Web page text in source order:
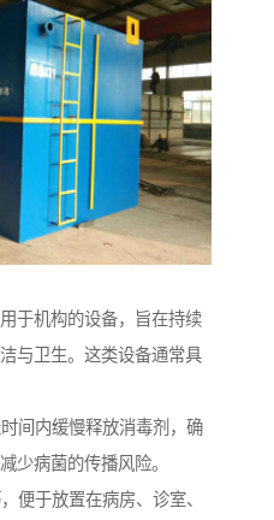
于机构的设备，旨在持续
与卫生。这类设备通常具
间内缓慢释放消毒剂，确
少病菌的传播风险。
便于放置在病房、诊室、